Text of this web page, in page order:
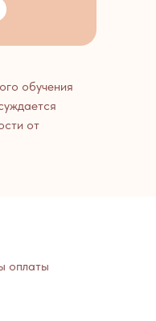
обучения
от
оплаты